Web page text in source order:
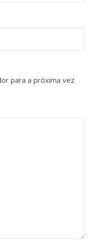
para a próxima vez